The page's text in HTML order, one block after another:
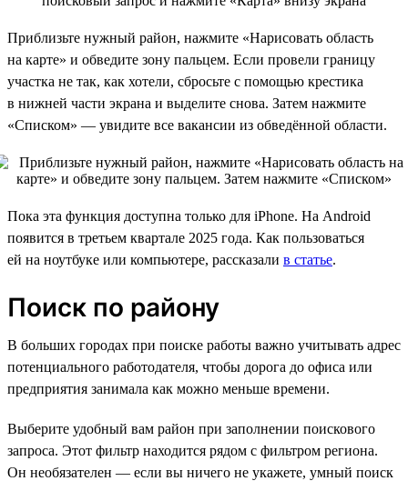
Приблизьте нужный район, нажмите «Нарисовать область
на карте» и обведите зону пальцем. Если провели границу
участка не так, как хотели, сбросьте с помощью крестика
в нижней части экрана и выделите снова. Затем нажмите
«Списком» — увидите все вакансии из обведённой области.
Пока эта функция доступна только для iPhone. На Android
появится в третьем квартале 2025 года. Как пользоваться
ей на ноутбуке или компьютере, рассказали в статье.
Поиск по району
В больших городах при поиске работы важно учитывать адрес
потенциального работодателя, чтобы дорога до офиса или
предприятия занимала как можно меньше времени.
Выберите удобный вам район при заполнении поискового
запроса. Этот фильтр находится рядом с фильтром региона.
Он необязателен — если вы ничего не укажете, умный поиск